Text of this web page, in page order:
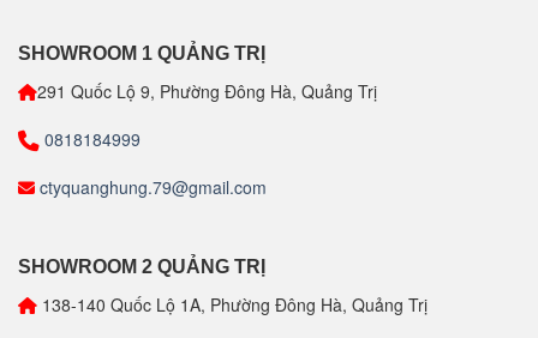
SHOWROOM 1 QUẢNG TRỊ
291 Quốc Lộ 9, Phường Đông Hà, Quảng Trị
0818184999
ctyquanghung.79@gmail.com
SHOWROOM 2 QUẢNG TRỊ
138-140 Quốc Lộ 1A, Phường Đông Hà, Quảng Trị